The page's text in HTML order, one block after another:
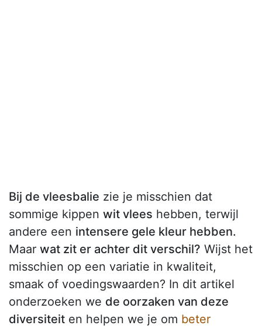
Bij de vleesbalie zie je misschien dat
sommige kippen wit vlees hebben, terwijl
andere een intensere gele kleur hebben.
Maar wat zit er achter dit verschil? Wijst het
misschien op een variatie in kwaliteit,
smaak of voedingswaarden? In dit artikel
onderzoeken we de oorzaken van deze
diversiteit en helpen we je om beter